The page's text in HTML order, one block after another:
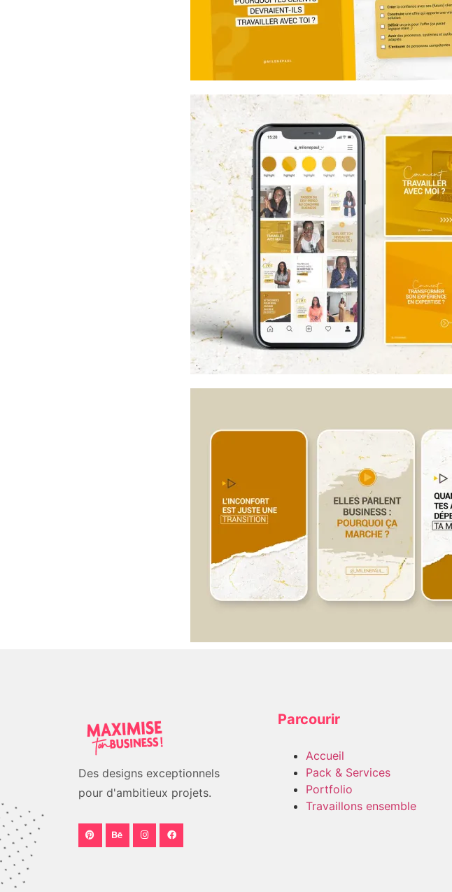
Des designs exceptionnels
pour d'ambitieux projets.
Parcourir
Accueil
Pack & Services
Portfolio
Travaillons ensemble